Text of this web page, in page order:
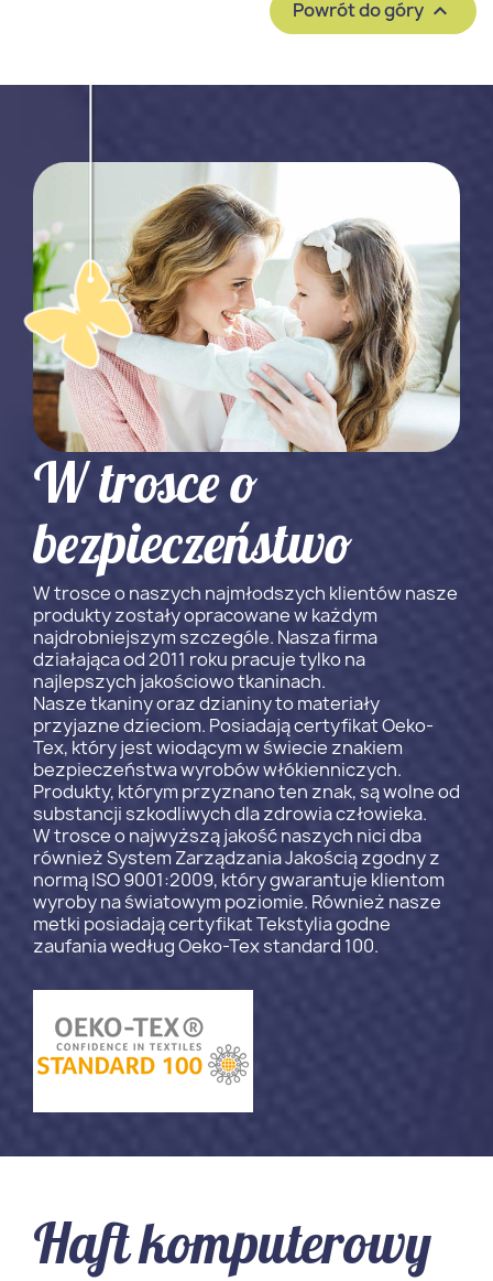
Powrót do góry 
W trosce o
bezpieczeństwo
W trosce o naszych najmłodszych klientów nasze
produkty zostały opracowane w każdym
najdrobniejszym szczególe. Nasza firma
działająca od 2011 roku pracuje tylko na
najlepszych jakościowo tkaninach.
Nasze tkaniny oraz dzianiny to materiały
przyjazne dzieciom. Posiadają certyfikat Oeko-
Tex, który jest wiodącym w świecie znakiem
bezpieczeństwa wyrobów włókienniczych.
Produkty, którym przyznano ten znak, są wolne od
substancji szkodliwych dla zdrowia człowieka.
W trosce o najwyższą jakość naszych nici dba
również System Zarządzania Jakością zgodny z
normą ISO 9001:2009, który gwarantuje klientom
wyroby na światowym poziomie. Również nasze
metki posiadają certyfikat Tekstylia godne
zaufania według Oeko-Tex standard 100.
Haft komputerowy